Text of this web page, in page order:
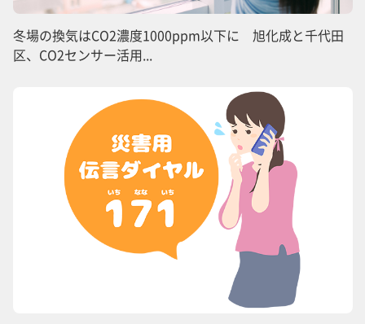
冬場の換気はCO2濃度1000ppm以下に 旭化成と千代田
区、CO2センサー活用...